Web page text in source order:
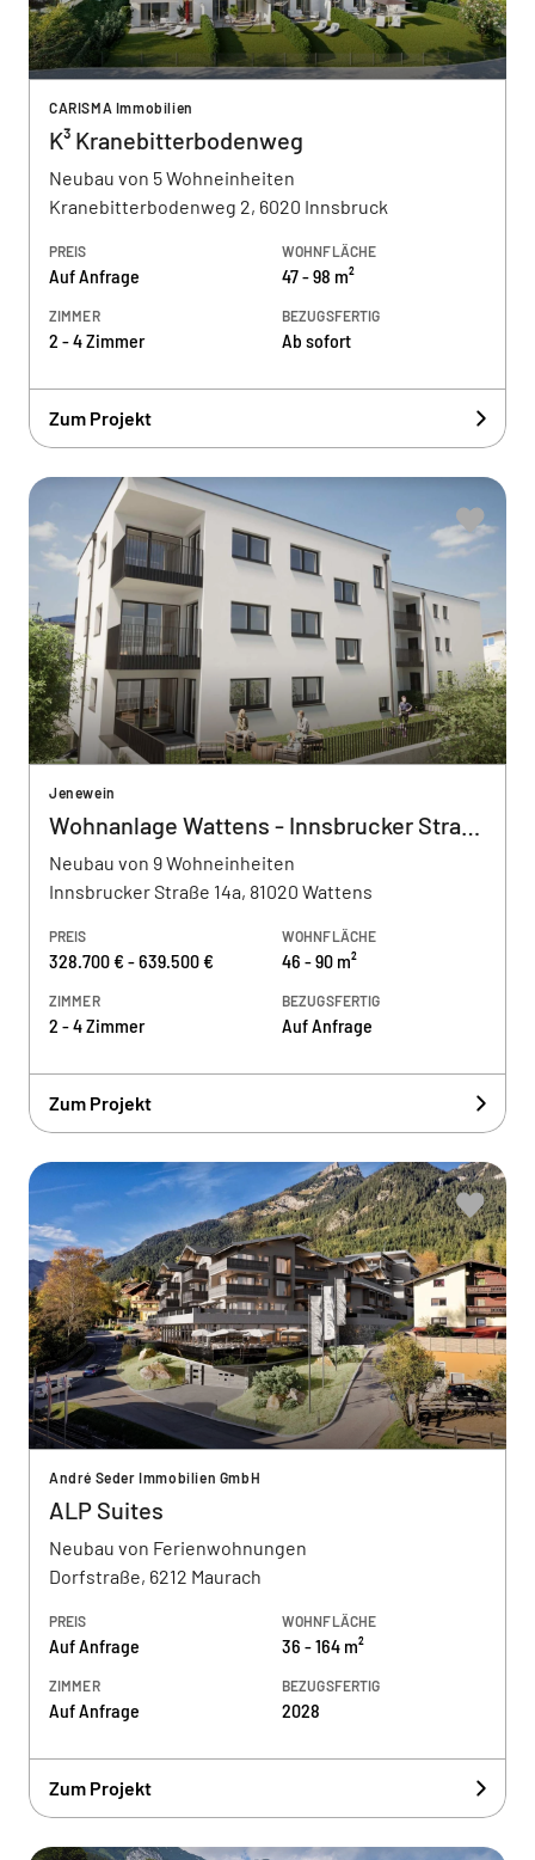
CARISMA Immobilien
K³ Kranebitterbodenweg
Neubau von 5 Wohneinheiten
Kranebitterbodenweg 2, 6020 Innsbruck
PREIS
Auf Anfrage
WOHNFLÄCHE
47 - 98 m²
ZIMMER
2 - 4 Zimmer
BEZUGSFERTIG
Ab sofort
Zum Projekt
Jenewein
Wohnanlage Wattens - Innsbrucker Straße
Neubau von 9 Wohneinheiten
Innsbrucker Straße 14a, 81020 Wattens
PREIS
328.700 € - 639.500 €
WOHNFLÄCHE
46 - 90 m²
ZIMMER
2 - 4 Zimmer
BEZUGSFERTIG
Auf Anfrage
Zum Projekt
André Seder Immobilien GmbH
ALP Suites
Neubau von Ferienwohnungen
Dorfstraße, 6212 Maurach
PREIS
Auf Anfrage
WOHNFLÄCHE
36 - 164 m²
ZIMMER
Auf Anfrage
BEZUGSFERTIG
2028
Zum Projekt